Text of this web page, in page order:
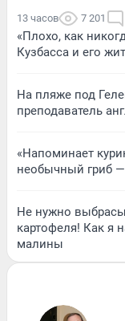
13 часов 7 201
«Плохо, как
Кузбасса и его
На пляже под
преподаватель
«Напоминает
необычный гриб —
Не нужно
картофеля! Как я
малины